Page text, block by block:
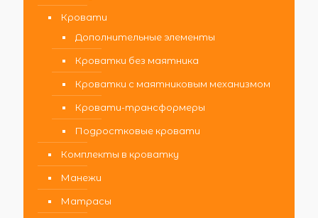
Кровати
Дополнительные элементы
Кроватки без маятника
Кроватки с маятниковым механизмом
Кровати-трансформеры
Подростковые кровати
Комплекты в кроватку
Манежи
Матрасы